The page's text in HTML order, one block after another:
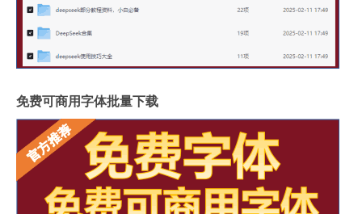
免费可商用字体批量下载